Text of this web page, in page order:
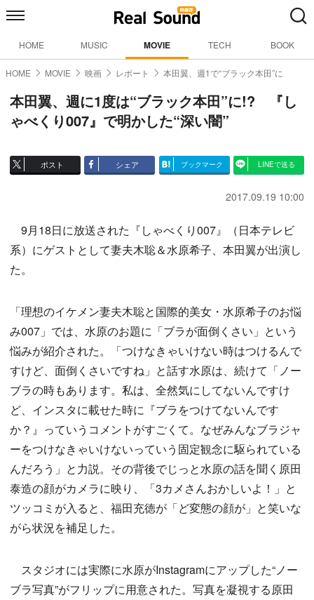
HOME MUSIC MOVIE TECH BOOK
HOME MOVIE 映画 レポート 本田翼、週1で“ブラック本田”に
本田翼、週に1度は“ブラック本田”に!? 『し
ゃべくり007』で明かした“深い闇”
ポスト シェア ブックマーク LINEで送る
2017.09.19 10:00
9月18日に放送された『しゃべくり007』（日本テレビ
系）にゲストとして妻夫木聡＆水原希子、本田翼が出演し
た。
「理想のイケメン妻夫木聡と国際的美女・水原希子のお悩
み007」では、水原のお題に「ブラが面倒くさい」という
悩みが紹介された。「つけなきゃいけない時はつけるんで
すけど、面倒くさいですね」と話す水原は、続けて「ノー
ブラの時もあります。私は、全然気にしてないんですけ
ど、インスタに載せた時に『ブラをつけてないんです
か？』っていうコメントがすごくて。なぜみんなブラジャ
ーをつけなきゃいけないっていう固定観念に駆られている
んだろう」と力説。その背後でじっと水原の話を聞く原田
泰造の顔がカメラに映り、「3カメさんおかしいよ！」と
ツッコミが入ると、福田充徳が「ど変態の顔が」と笑いな
がら状況を補足した。
スタジオには実際に水原がInstagramにアップした“ノー
ブラ写真”がフリップに用意された。写真を凝視する原田